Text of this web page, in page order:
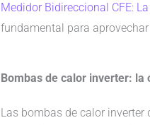
Medidor Bidireccional CFE:
fundamental para
Bombas de calor inverter:
Las bombas de calor